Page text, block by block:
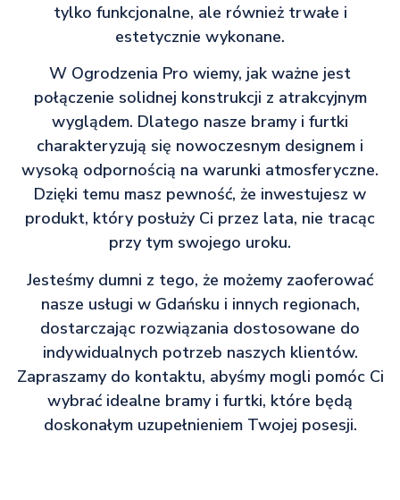
tylko funkcjonalne, ale również trwałe i
estetycznie wykonane.
W Ogrodzenia Pro wiemy, jak ważne jest
połączenie solidnej konstrukcji z atrakcyjnym
wyglądem. Dlatego nasze bramy i furtki
charakteryzują się nowoczesnym designem i
wysoką odpornością na warunki atmosferyczne.
Dzięki temu masz pewność, że inwestujesz w
produkt, który posłuży Ci przez lata, nie tracąc
przy tym swojego uroku.
Jesteśmy dumni z tego, że możemy zaoferować
nasze usługi w Gdańsku i innych regionach,
dostarczając rozwiązania dostosowane do
indywidualnych potrzeb naszych klientów.
Zapraszamy do kontaktu, abyśmy mogli pomóc Ci
wybrać idealne bramy i furtki, które będą
doskonałym uzupełnieniem Twojej posesji.